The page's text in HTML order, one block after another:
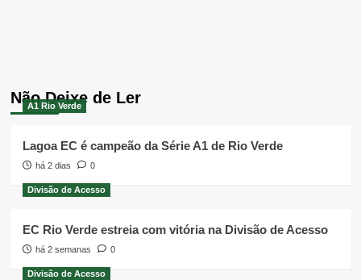
Não Deixe de Ler
A1 Rio Verde
Lagoa EC é campeão da Série A1 de Rio Verde
há 2 dias 0
Divisão de Acesso
EC Rio Verde estreia com vitória na Divisão de Acesso
há 2 semanas 0
Divisão de Acesso